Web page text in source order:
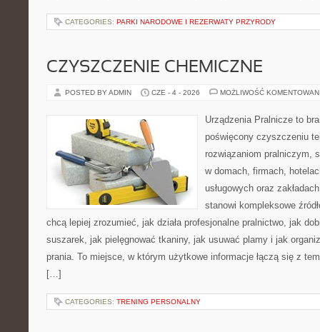
CATEGORIES: PARKI NARODOWE I REZERWATY PRZYRODY
CZYSZCZENIE CHEMICZNE
POSTED BY ADMIN CZE - 4 - 2026 MOŻLIWOŚĆ
Urządzenia Pralnicze to
poświęcony czyszczeniu
rozwiązaniom pralniczym,
w domach, firmach,
usługowych oraz
stanowi kompleksowe
chcą lepiej zrozumieć, jak działa profesjonalne pralnictwo, jak
suszarek, jak pielęgnować tkaniny, jak usuwać plamy i jak
prania. To miejsce, w którym użytkowe informacje łączą się z
[…]
CATEGORIES: TRENING PERSONALNY